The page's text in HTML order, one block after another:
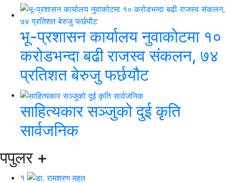
भू-प्रशासन कार्यालय नुवाकोटमा १०
करोडभन्दा बढी राजस्व संकलन, ७४
प्रतिशत बेरुजु फर्छयौट
साहित्यकार सञ्जुको दुई कृति
सार्वजनिक
पपुलर +
१